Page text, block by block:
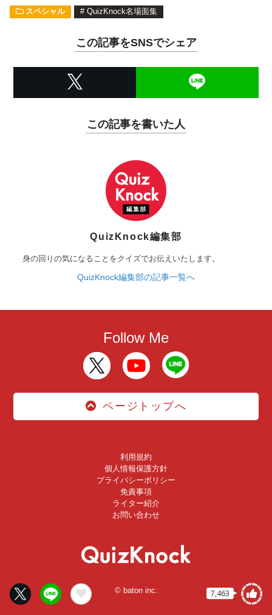
7,463
スペシャル # QuizKnock名場面集
この記事をSNSでシェア
この記事を書いた人
QuizKnock編集部
身の回りの気になることをクイズでお伝えいたします。
QuizKnock編集部の記事一覧へ
Follow Me
ページトップへ
利用規約
個人情報保護方針
プライバシーポリシー
免責事項
ライター紹介
お問い合わせ
© baton inc.